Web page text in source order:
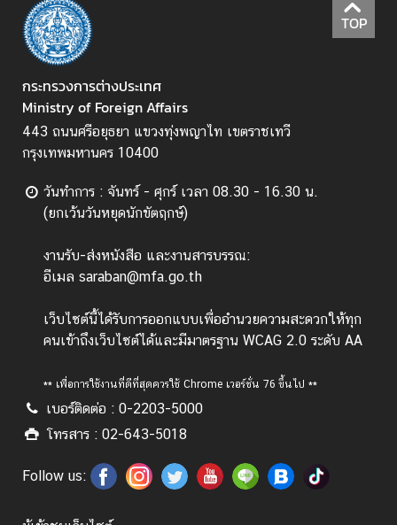
น
ย์
ข่
ว
ป
ะ
ก
ศ
แ
ะ
อื่
ๆ
T
h
a
TOP
กระทรวงการต่างประเทศ
Ministry of Foreign Affairs
443 ถนนศรีอยุธยา แขวงทุ่งพญาไท เขตราชเทวี
กรุงเทพมหานคร 10400
วันทำการ : จันทร์ - ศุกร์ เวลา 08.30 - 16.30 น.
(ยกเว้นวันหยุดนักขัตฤกษ์)
งานรับ-ส่งหนังสือ และงานสารบรรณ:
อีเมล saraban@mfa.go.th
เว็บไซต์นี้ได้รับการออกแบบเพื่ออำนวยความสะดวกให้ทุก
คนเข้าถึงเว็บไซต์ได้และมีมาตรฐาน WCAG 2.0 ระดับ AA
** เพื่อการใช้งานที่ดีที่สุดควรใช้ Chrome เวอร์ชั่น 76 ขึ้นไป **
เบอร์ติดต่อ : 0-2203-5000
โทรสาร : 02-643-5018
Follow us: